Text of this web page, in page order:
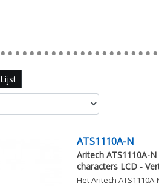
Lijst
ATS1110A-N
Aritech ATS1110A-
characters LCD -
Het Aritech